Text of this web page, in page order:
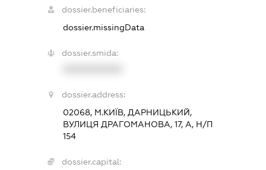
dossier.beneficiaries:
dossier.missingData
dossier.smida:
dossier.address:
02068, М.КИЇВ, ДАРНИЦЬКИЙ,
ВУЛИЦЯ ДРАГОМАНОВА, 17, А, Н/П
154
dossier.capital: